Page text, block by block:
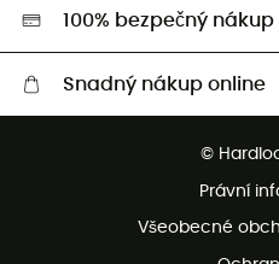
HardGreen
100% bezpečný nákup
Snadný nákup online
Bezplatná zákaznická služba
©
Právní
Všeobecné